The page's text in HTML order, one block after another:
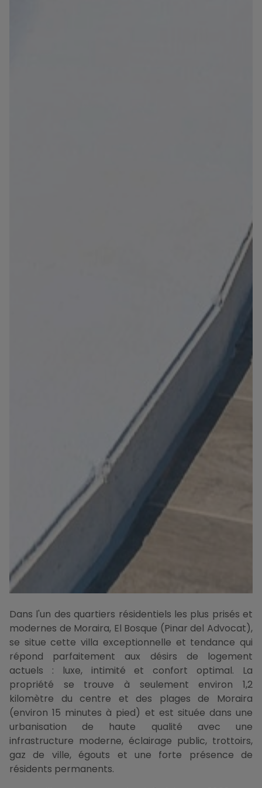
Dans l'un des quartiers résidentiels les plus prisés et
modernes de Moraira, El Bosque (Pinar del Advocat),
se situe cette villa exceptionnelle et tendance qui
répond parfaitement aux désirs de logement
actuels : luxe, intimité et confort optimal. La
propriété se trouve à seulement environ 1,2
kilomètre du centre et des plages de Moraira
(environ 15 minutes à pied) et est située dans une
urbanisation de haute qualité avec une
infrastructure moderne, éclairage public, trottoirs,
gaz de ville, égouts et une forte présence de
résidents permanents.